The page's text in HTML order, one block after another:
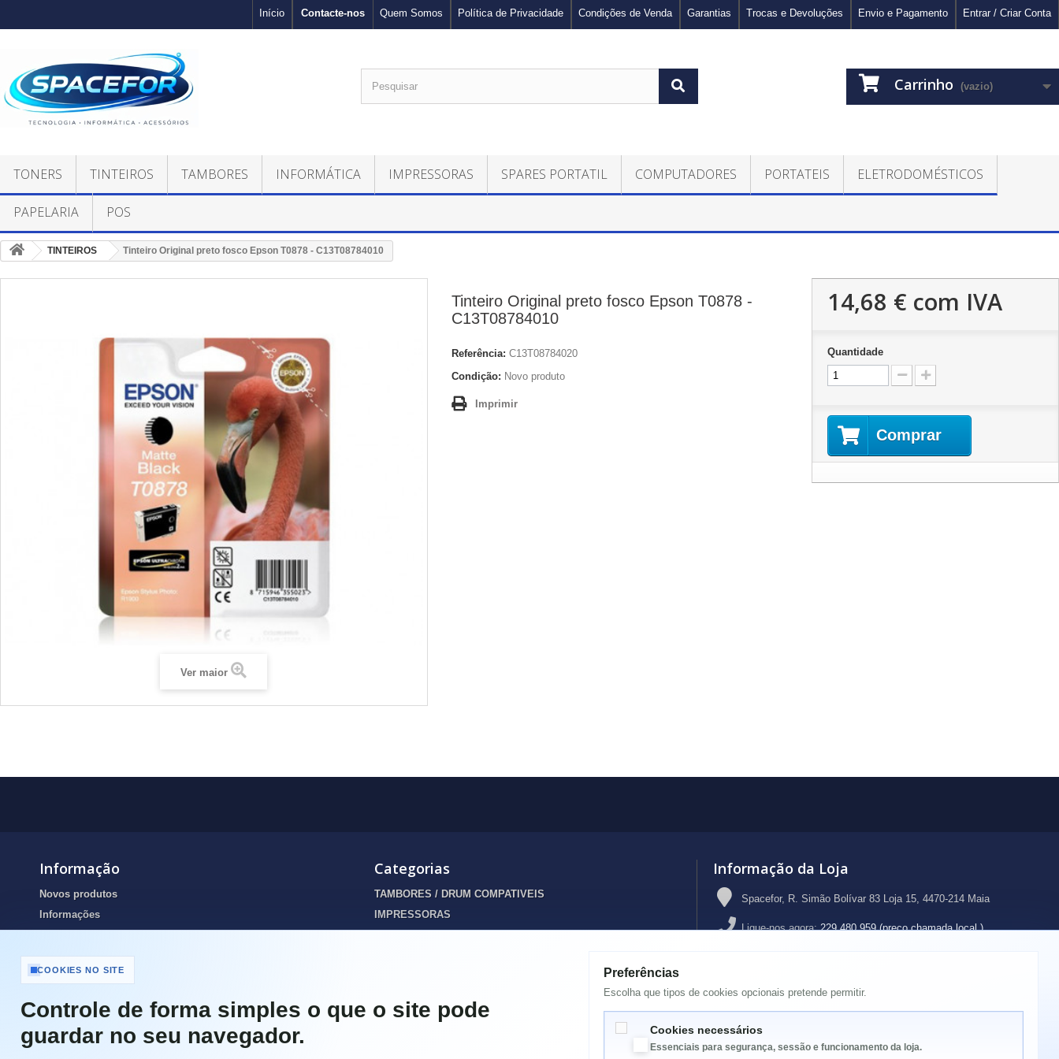
Entrar / Criar Conta
Envio e Pagamento
Trocas e Devoluções
Garantias
Condições de Venda
Política de Privacidade
Quem Somos
Contacte-nos
Início
Carrinho (vazio)
TONERS TINTEIROS TAMBORES INFORMÁTICA IMPRESSORAS SPARES PORTATIL COMPUTADORES PORTATEIS ELETRODOMÉSTICOS
PAPELARIA POS
TINTEIROS Tinteiro Original preto fosco Epson T0878 - C13T08784010
Ver maior
Tinteiro Original preto fosco Epson T0878 -
C13T08784010
Referência: C13T08784020
Condição: Novo produto
Imprimir
14,68 € com IVA
Quantidade
Comprar
Informação
Novos produtos
Informações
Portes de envio
Resolução de Litígios Online
Termos e condições
Portes de Envio e pagamento
Garantias
Categorias
TAMBORES / DRUM COMPATIVEIS
IMPRESSORAS
INFORMATICA
ENERGIA
Informação da Loja
Spacefor, R. Simão Bolívar 83 Loja 15, 4470-214 Maia
Ligue-nos agora:229 480 959 (preço chamada local )
COOKIES NO SITE
Controle de forma simples o que o site pode
guardar no seu navegador.
Preferências
Escolha que tipos de cookies opcionais pretende permitir.
Cookies necessários
Essenciais para segurança, sessão e funcionamento da loja.